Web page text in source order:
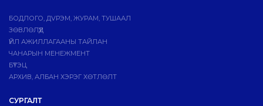
БОДЛОГО, ДVРЭМ, ЖУРАМ, ТУШААЛ
ЗӨВЛӨЛҮҮД
ҮЙЛ АЖИЛЛАГААНЫ ТАЙЛАН
ЧАНАРЫН МЕНЕЖМЕНТ
БҮТЭЦ
АРХИВ, АЛБАН ХЭРЭГ ХӨТЛӨЛТ
СУРГАЛТ